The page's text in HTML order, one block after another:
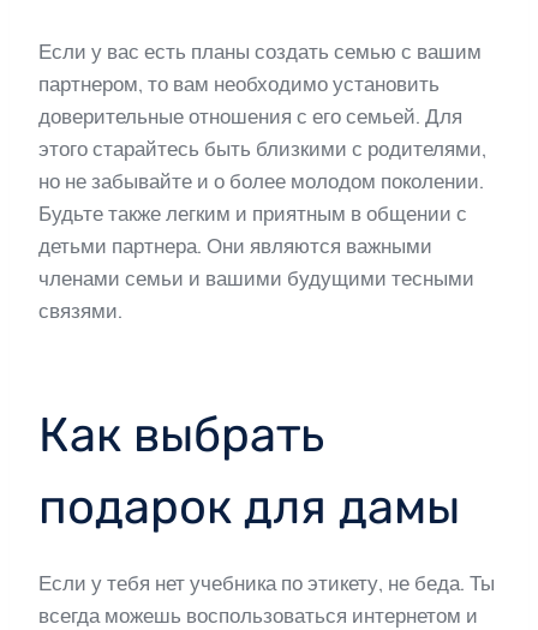
Если у вас есть планы создать семью с вашим
партнером, то вам необходимо установить
доверительные отношения с его семьей. Для
этого старайтесь быть близкими с родителями,
но не забывайте и о более молодом поколении.
Будьте также легким и приятным в общении с
детьми партнера. Они являются важными
членами семьи и вашими будущими тесными
связями.
Как выбрать
подарок для дамы
Если у тебя нет учебника по этикету, не беда. Ты
всегда можешь воспользоваться интернетом и